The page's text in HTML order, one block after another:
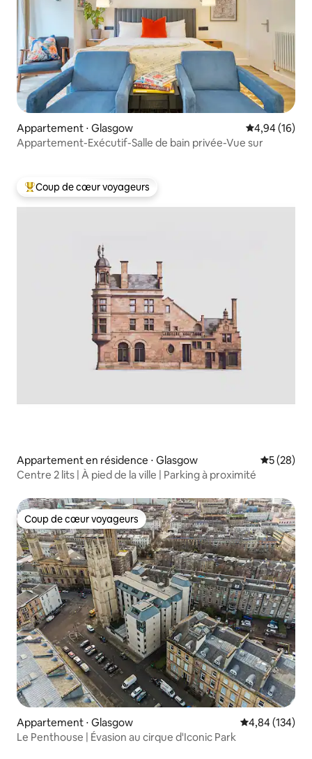
Appartement ⋅ Glasgow Évaluation
4,94 (16)
Appartement-Exécutif-Salle de bain privée-Vue sur
Coups de cœur voyageurs les plus appréciés
Coup de cœur voyageurs
Appartement en résidence ⋅ Glasgow
5 (28)
Centre 2 lits | À pied de la ville | Parking à proximité
Coup de cœur voyageurs
Coup de cœur voyageurs
Appartement ⋅ Glasgow Évaluation
4,84 (134)
Le Penthouse | Évasion au cirque d'Iconic Park